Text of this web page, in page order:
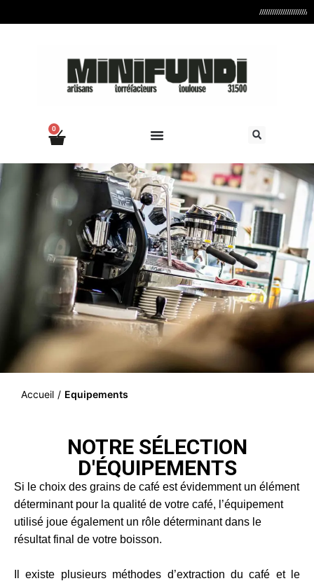
////////////////////////////
0
Accueil / Equipements
NOTRE SÉLECTION
D'ÉQUIPEMENTS
Si le choix des grains de café est évidemment un élément
déterminant pour la qualité de votre café, l’équipement
utilisé joue également un rôle déterminant dans le
résultat final de votre boisson.
Il existe plusieurs méthodes d’extraction du café et le